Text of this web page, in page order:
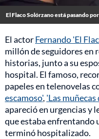
El Flaco Solórzano está pasando
El actorFernando 'El
millón de seguidores en
historias, junto a su
hospital. El famoso,
papeles en telenovelas
escamoso', 'Las muñecas
apareció en urgencias y
que estaba enfrentando
terminó hospitalizado.